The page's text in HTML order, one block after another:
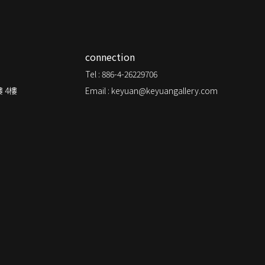
4樓
connection
Tel : 886-4-26229706
Email : keyuan@keyuangallery.com